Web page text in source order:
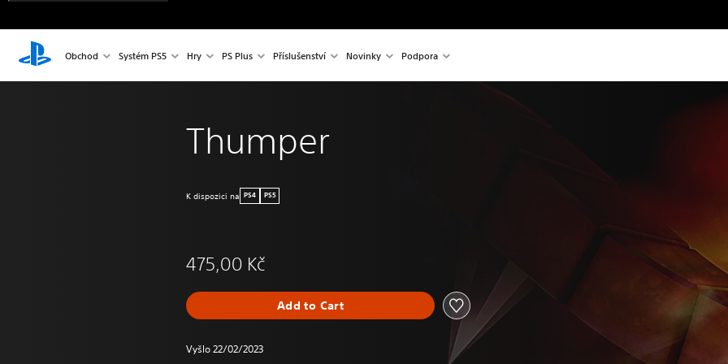
Obchod Systém PS5 Hry PS Plus Příslušenství Novinky Podpora
Thumper
K dispozici na PS4 PS5
475,00 Kč
Add to Cart
Vyšlo 22/02/2023